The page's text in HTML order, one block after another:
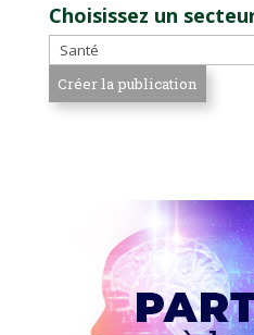
Choisissez un